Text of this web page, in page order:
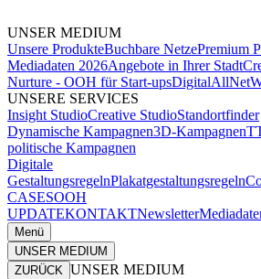
UNSER MEDIUM
Unsere ProdukteBuchbare NetzePremium
Mediadaten 2026Angebote in Ihrer Stadt
Nurture - OOH für Start-upsDigitalAllNet
UNSERE SERVICES
Insight StudioCreative StudioStandortfinder
Dynamische Kampagnen3D-Kampagnen
politische Kampagnen
Digitale
GestaltungsregelnPlakatgestaltungsregeln
CASESOOH
UPDATEKONTAKTNewsletter
Menü
UNSER MEDIUM
ZURÜCK UNSER MEDIUM